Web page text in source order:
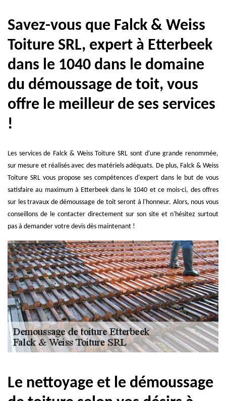
Savez-vous que Falck & Weiss
Toiture SRL, expert à Etterbeek
dans le 1040 dans le domaine
du démoussage de toit, vous
offre le meilleur de ses services
!
Les services de Falck & Weiss Toiture SRL sont d'une grande renommée,
sur mesure et réalisés avec des matériels adéquats. De plus, Falck & Weiss
Toiture SRL vous propose ses compétences d'expert dans le but de vous
satisfaire au maximum à Etterbeek dans le 1040 et ce mois-ci, des offres
sur les travaux de démoussage de toit seront à l'honneur. Alors, nous vous
conseillons de le contacter directement sur son site et n'hésitez surtout
pas à demander votre devis dès maintenant !
Le nettoyage et le démoussage